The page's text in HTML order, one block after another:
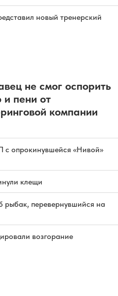
новый тренерский
не смог оспорить
пени от
компании
с опрокинувшейся «Нивой»
клещи
рыбак, перевернувшийся на
возгорание